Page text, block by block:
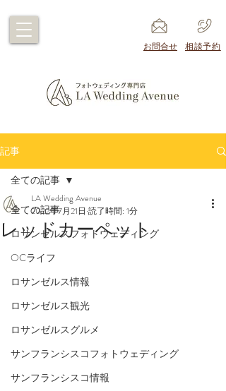
​お問合せ ​相談予約
記事
全ての記事
ロサンゼルスフォトウェディング
OCライフ
ロサンゼルス情報
ロサンゼルス観光
ロサンゼルスグルメ
サンフランシスコフォトウェディング
サンフランシスコ情報
全ての記事
レッドカーペット
LA Wedding Avenue
2022年7月21日 読了時間: 1分